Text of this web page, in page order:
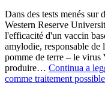
Dans des tests menés sur
Western Reserve
l'efficacité d'un vaccin
amylodie, responsable de
pomme de terre – le virus
produire… Continua a
comme traitement